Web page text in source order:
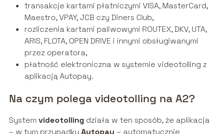
transakcje kartami płatniczymi VISA, MasterCard,
Maestro, VPAY, JCB czy Diners Club,
rozliczenia kartami paliwowymi ROUTEX, DKV, UTA,
ARIS, FLOTA, OPEN DRIVE i innymi obsługiwanymi
przez operatora,
płatność elektroniczna w systemie videotolling z
aplikacją Autopay.
Na czym polega videotolling na A2?
System videotolling działa w ten sposób, że aplikacja
– w tym przypadku Autopay – automatycznie